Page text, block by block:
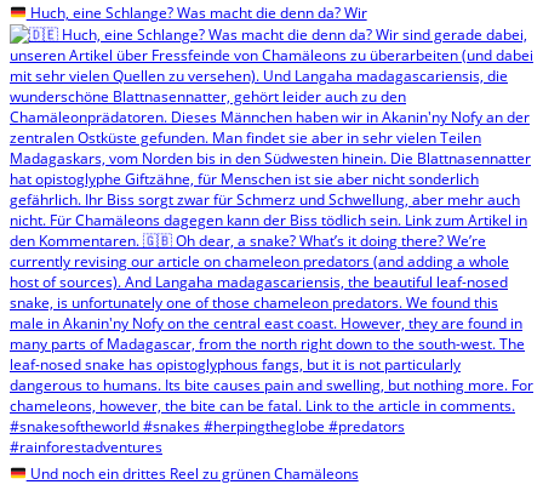
Huch, eine Schlange? Was macht die denn da? Wir
Und noch ein drittes Reel zu grünen Chamäleons